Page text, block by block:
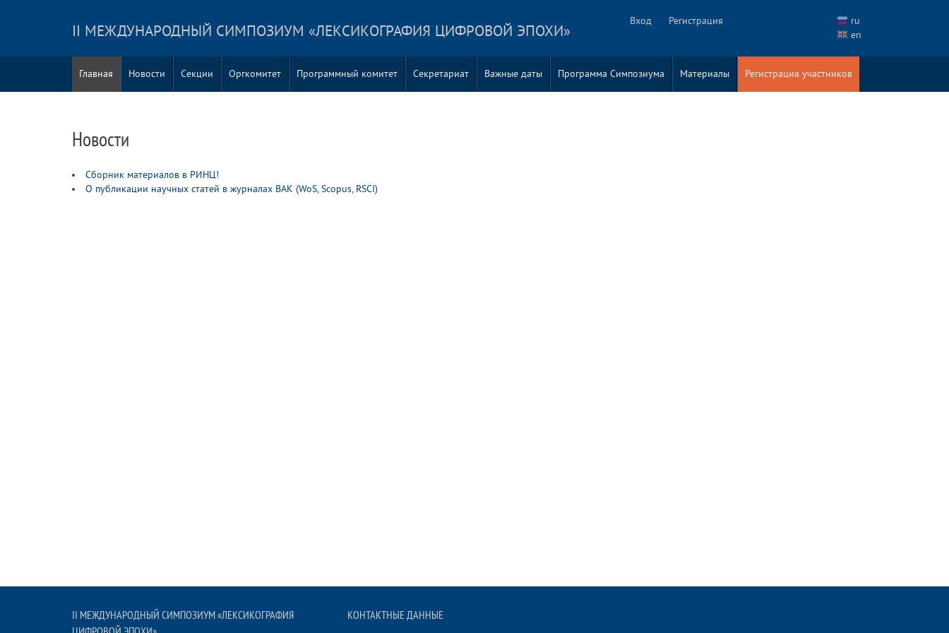
II МЕЖДУНАРОДНЫЙ СИМПОЗИУМ «ЛЕКСИКОГРАФИЯ ЦИФРОВОЙ ЭПОХИ»
Вход Регистрация
ru
en
Главная Новости Секции Оргкомитет Программный комитет Секретариат Важные даты Программа Симпозиума Материалы Регистрация участников
Новости
Сборник материалов в РИНЦ!
О публикации научных статей в журналах ВАК (WoS, Scopus, RSCI)
II МЕЖДУНАРОДНЫЙ СИМПОЗИУМ «ЛЕКСИКОГРАФИЯ
КОНТАКТНЫЕ ДАННЫЕ